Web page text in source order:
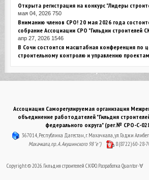
Открыта регистрация на конкурс "Лидеры
мая 04, 2026 750
Вниманию членов СРО! 20 мая 2026 года
собрание Ассоциации СРО "Гильдии строителей
апр 27, 2026 1546
В Сочи состоится масштабная конференция по
строительному контролю и управлению
Ассоциация Саморегулируемая организация
объединение работодателей "Гильдия
федерального округа" (рег.№ СРО-С-
367014, Республика Дагестан, г. Махачкала, ул. Гаджи
Махачкала, пр. А. Акушинского 98 "е")
8 (8722) 60-28-
Copyright © 2026. Гильдия строителей СКФО. Разработка Quantor-∀